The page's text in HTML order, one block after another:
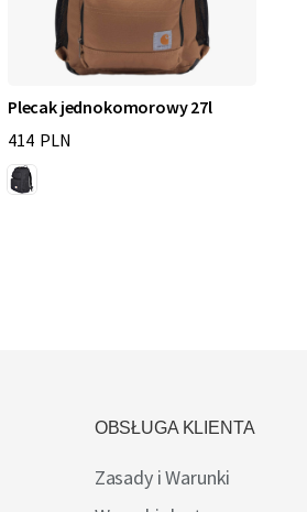
Plecak jednokomorowy 27l
414 PLN
OBSŁUGA KLIENTA
Zasady i Warunki